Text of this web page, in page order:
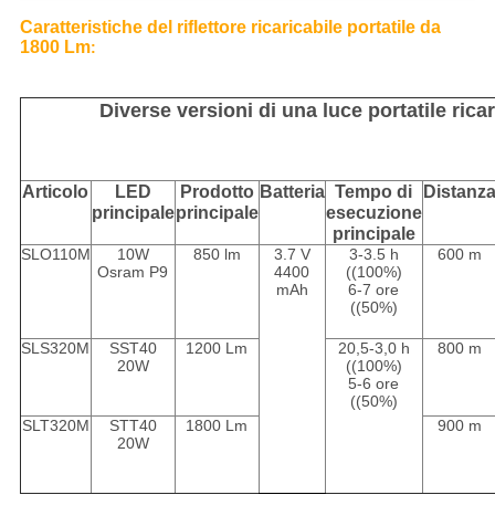
Caratteristiche del riflettore ricaricabile portatile da
1800 Lm:
Diverse versioni di una luce portatile
Articolo
LED
principale
Prodotto
principale
Batteria Tempo di
esecuzione
principale
Distanza
SLO110M
10W
Osram P9
850 lm
3.7 V
4400
mAh
3-3.5 h
((100%)
6-7 ore
((50%)
600 m
SLS320M
SST40
20W
1200 Lm
20,5-3,0 h
((100%)
5-6 ore
((50%)
800 m
SLT320M
STT40
20W
1800 Lm 900 m